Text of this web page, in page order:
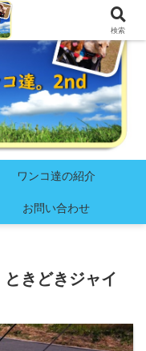
ワンコ達の紹介
お問い合わせ
きどきジャイ
検索